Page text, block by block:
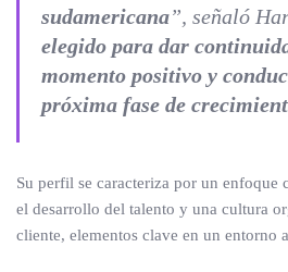
sudamericana”, señaló
elegido para dar
momento positivo y
próxima fase de
Su perfil se caracteriza por un enfoque
el desarrollo del talento y una cultura
cliente, elementos clave en un entorno